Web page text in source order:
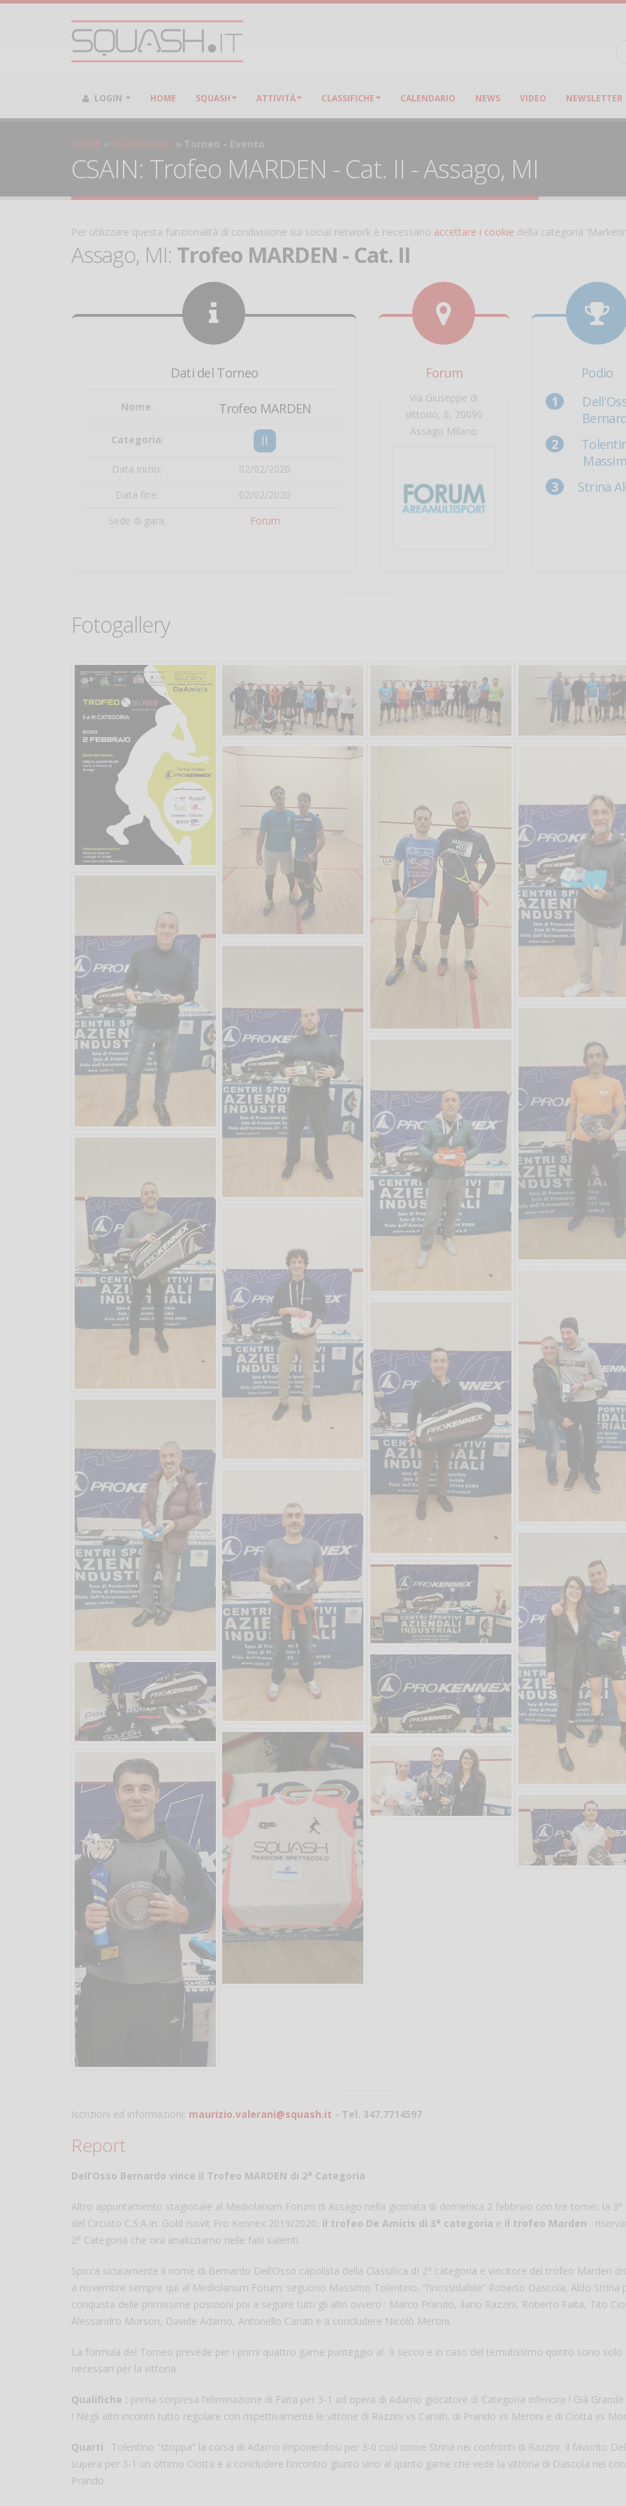
LOGIN HOME SQUASH ATTIVITÀ CLASSIFICHE CALENDARIO NEWS VIDEO NEWSLETTER
HOME CALENDARIO Torneo - Evento
CSAIN: Trofeo MARDEN - Cat. II - Assago, MI
Per utilizzare questa funzionalità di condivisione sui social network è necessario accettare i cookie della categoria
Assago, MI: Trofeo MARDEN - Cat. II
Dati del Torneo
Nome: Trofeo MARDEN
Categoria: II
Data inizio:
02/02/2020
Data fine:
02/02/2020
Sede di gara:
Forum
Forum
Via Giuseppe di
Vittorio, 6, 20090
Assago Milano
Podio
Strina
Fotogallery
Iscrizioni ed informazioni: maurizio.valerani@squash.it - Tel. 347.7714597
Report
Dell’Osso Bernardo vince il Trofeo MARDEN di 2a Categoria
Altro appuntamento stagionale al Mediolanum Forum di Assago nella giornata di domenica 2 febbraio con tre tornei: la 3a
del Circuito C.S.A.In. Gold Isovit Pro Kennex 2019/2020, il trofeo De Amicis di 3a categoria e il trofeo Marden
2a Categoria che ora analizziamo nelle fasi salienti.
Spicca sicuramente il nome di Bernardo Dell’Osso capolista della Classifica dI 2a categoria e vincitore del trofeo Marden
a novembre sempre qui al Mediolanum Forum; seguono Massimo Tolentino, “l’inossidabile” Roberto Dascola, Aldo Strina
conquista delle primissime posizioni poi a seguire tutti gli altri ovvero : Marco Prando, Ilario Razzini, Roberto Faita, Tito
Alessandro Morson, Davide Adamo, Antonello Cariati e a concludere Nicolò Meroni.
La formula del Torneo prevede per i primi quattro game punteggio al 9 secco e in caso del temutissimo quinto sono solo
necessari per la vittoria.
Qualifiche : prima sorpresa l’eliminazione di Faita per 3-1 ad opera di Adamo giocatore di Categoria inferiore ! Già Grande
! Negli altri incontri tutto regolare con rispettivamente le vittorie di Razzini vs Cariati, di Prando vs Meroni e di Ciotta vs
Quarti : Tolentino “stoppa” la corsa di Adamo imponendosi per 3-0 così come Strina nei confronti di Razzini. Il favorito
supera per 3-1 un ottimo Ciotta e a concludere l’incontro giunto sino al quinto game che vede la vittoria di Dascola nei
Prando.
come fare per prenotare
il campo per giocare con
un mio amico?
Devo chiamare il numero
telefonico o si può fare
Grazie
Vanessa Catalano
Che figata pazzesca!
Andrea